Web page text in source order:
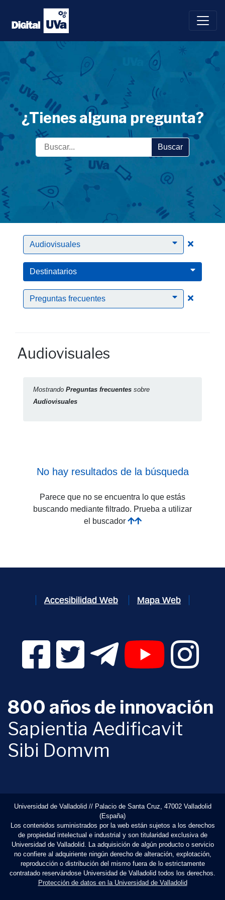
Saltar
contenido
¿Tienes alguna pregunta?
Buscar
Audiovisuales Clic
Destinatarios
Preguntas frecuentes Clic
Audiovisuales
Mostrando Preguntas frecuentes sobre
Audiovisuales
No hay resultados de la búsqueda
Parece que no se encuentra lo que estás
buscando mediante filtrado. Prueba a utilizar
el buscador
Accesibilidad Web Mapa Web
Facebook Digital UVa (se abrirá en una nueva
Twitter Digital UVa (se abrirá en una
Telegram Digital UVa (se
YouTube Digital
800 años de innovación
Sapientia Aedificavit
Sibi Domvm
Universidad de Valladolid // Palacio de Santa Cruz, 47002 Valladolid
(España)
Los contenidos suministrados por la web están sujetos a los derechos
de propiedad intelectual e industrial y son titularidad exclusiva de
Universidad de Valladolid. La adquisición de algún producto o servicio
no confiere al adquiriente ningún derecho de alteración, explotación,
reproducción o distribución del mismo fuera de lo estrictamente
contratado reservándose Universidad de Valladolid todos los derechos.
Protección de datos en la Universidad de Valladolid